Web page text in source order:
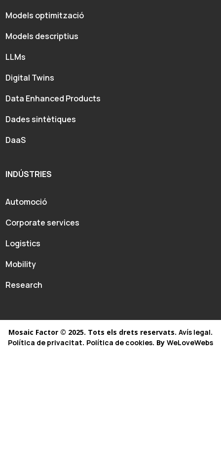
Models optimització
Models descriptius
LLMs
Digital Twins
Data Enhanced Products
Dades sintètiques
DaaS
INDÚSTRIES
Automoció
Corporate services
Logistics
Mobility
Research
Mosaic Factor © 2025. Tots els drets reservats. Avís legal.
Política de privacitat. Política de cookies. By WeLoveWebs